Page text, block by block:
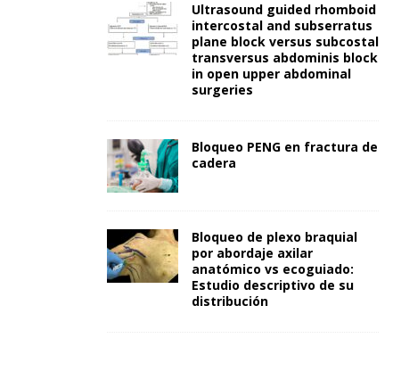
Ultrasound guided rhomboid
intercostal and subserratus
plane block versus subcostal
transversus abdominis block
in open upper abdominal
surgeries
Bloqueo PENG en fractura de
cadera
Bloqueo de plexo braquial
por abordaje axilar
anatómico vs ecoguiado:
Estudio descriptivo de su
distribución